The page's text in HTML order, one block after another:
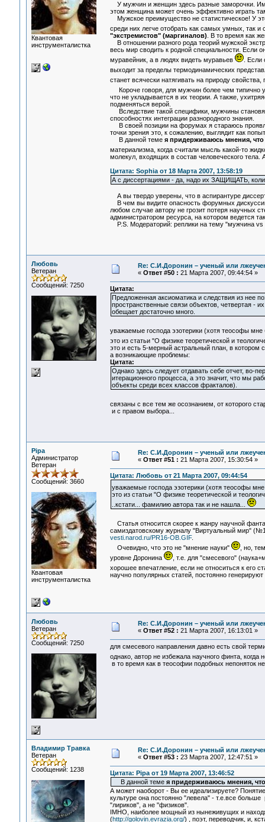
Квантовая
инструменталистка
У мужчин и женщин здесь разные заморочки.
этом женщина может очень эффективно играть
Мужское преимущество не статистическое! У
среди них легче отобрать как самых умных, так
"экстремистов" (маргиналов) . В то время как
В отношении разного рода теорий мужской
весь мир сводить к родной специальности. Если
муравейник, а в людях видеть муравьев
. Если
выходит за пределы термодинамических
станет всячески натягивать на природу
Короче говоря, для мужчин более чем типично
что не укладывается в их теории. А также,
подменяться верой.
Вследствие такой специфики, мужчины
способностях интеграции разнородного знания.
В своей позиции на форумах я стараюсь
точки зрения это, к сожалению, выглядит как
В данной теме я придерживаюсь мнения,
материализма, когда считали мысль какой-то
молекул, входящих в состав человеческого тела.
Цитата: Sophia от 18 Марта 2007, 13:58:19
А с диссертациями - да, надо их ЗАЩИЩАТЬ, коли
А вы твердо уверены, что в аспирантуре
В чем вы видите опасность форумных
любом случае автору не грозит потеря научных
администратором ресурса, на котором ведется
P.S. Модераторий: реплики на тему "мужчина
Любовь
Ветеран
Сообщений: 7250
Re: С.И.Доронин – ученый или
« Ответ #50 : 21 Марта 2007, 09:44:54 »
Цитата:
Предложенная аксиоматика и следствия из нее
пространственные связи объектов, четвертая -
обещает достаточно много.
уважаемые господа эзотерики (хотя теософы
это из статьи "О физике теоретической и
это и есть 5-мерный астральный план, в котором
а возникающие проблемы:
Цитата:
Однако здесь следует отдавать себе отчет,
итерационного процесса, а это значит, что мы
объекты среди всех классов фракталов).
связаны с все тем же осознанием, от которого
и с правом выбора...
Pipa
Администратор
Ветеран
Сообщений: 3660
Квантовая
инструменталистка
Re: С.И.Доронин – ученый или
« Ответ #51 : 21 Марта 2007, 15:30:54 »
Цитата: Любовь от 21 Марта 2007, 09:44:54
уважаемые господа эзотерики (хотя теософы
это из статьи "О физике теоретической и
..кстати... фамилию автора так и не нашла...
Cтатья относится скорее к жанру научной
самиздатовскому журналу "Виртуальный мир"
vesti.narod.ru/PR16-OB.GIF.
Очевидно, что это не "мнение науки"
, но,
уровне Доронина
, т.е. для "смесевого"
хорошее впечатление, если не относиться к его
научно популярных статей, постоянно
Любовь
Ветеран
Сообщений: 7250
Re: С.И.Доронин – ученый или
« Ответ #52 : 21 Марта 2007, 16:13:01 »
для смесевого направления давно есть свой
однако, автор не избежала научного финта,
в то время как в теософии подобных непоняток
Владимир Травка
Ветеран
Сообщений: 1238
Re: С.И.Доронин – ученый или
« Ответ #53 : 23 Марта 2007, 12:47:51 »
Цитата: Pipa от 19 Марта 2007, 13:46:52
В данной теме я придерживаюсь мнения,
А может наоборот - Вы ее идеализируете?
культуре она постоянно "левела" - т.е.все
"лириков", а не "физиков".
IMHO, наиболее мощный из нынеживущих и
(http://golovin.evrazia.org/) , поэт, переводчик, и,